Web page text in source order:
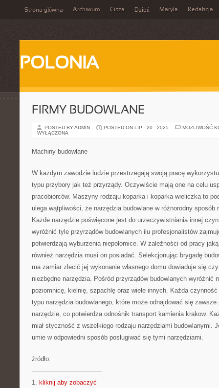
Strona główna Archiwum Cisza Dzień Maryla Redakcja
POLONIA
FIRMY BUDOWLANE
POSTED BY ADMIN POSTED ON LIP - 20 - 2025
MOŻLIWOŚĆ
WYŁĄCZONA
Machiny budowlane
W każdym zawodzie ludzie przestrzegają swoją pracę
typu przybory jak też przyrządy. Oczywiście mają one na celu
pracobiorców. Maszyny rodzaju koparka i koparka wieliczka to
ulega wątpliwości, że narzędzia budowlane w różnorodny sposób
Każde narzędzie poświęcone jest do urzeczywistniania innej
wyróżnić tyle przyrządów budowlanych ilu profesjonalistów
potwierdzają wyburzenia niepolomice. W zależności od pracy
również narzędzia musi on posiadać. Selekcjonując brygadę
ma zamiar zlecić jej wykonanie własnego domu dowiaduje się
niezbędne narzędzia. Pośród przyrządów budowlanych wyróżnić
poziomnicę, kielnię, szpachlę oraz wiele innych. Każda
typu narzędzia budowlanego, które może odnajdować się
narzędzie, co potwierdza odnośnik transport kamienia krakow.
miał styczność z wszelkiego rodzaju narzędziami budowlanymi.
umie w odpowiedni sposób posługiwać się tymi narzędziami.
źródło:
———————————
1. kliknij aby zobaczyć